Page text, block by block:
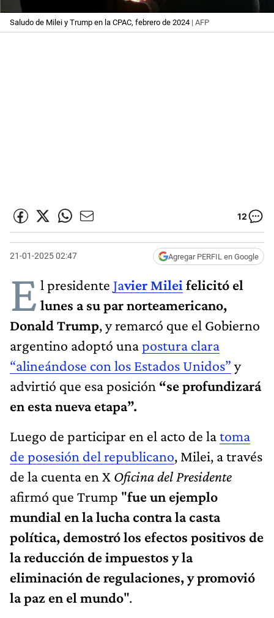
Saludo de Milei y Trump en la CPAC, febrero de 2024 | AFP
12
21-01-2025 02:47 Agregar PERFIL en Google
E l presidente Javier Milei felicitó el
lunes a su par norteamericano,
Donald Trump, y remarcó que el Gobierno
argentino adoptó unapostura clara
“alineándose con los Estados Unidos” y
advirtió que esa posición “se profundizará
en esta nueva etapa”.
Luego de participar en el acto de latoma
de posesión del republicano, Milei, a través
de la cuenta en X Oficina del Presidente
afirmó que Trump "fue un ejemplo
mundial en la lucha contra la casta
política, demostró los efectos positivos de
la reducción de impuestos y la
eliminación de regulaciones, y promovió
la paz en el mundo".